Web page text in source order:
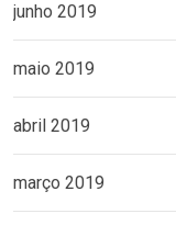
junho 2019
maio 2019
abril 2019
março 2019